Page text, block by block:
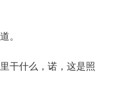
。
什么，诺，这是照